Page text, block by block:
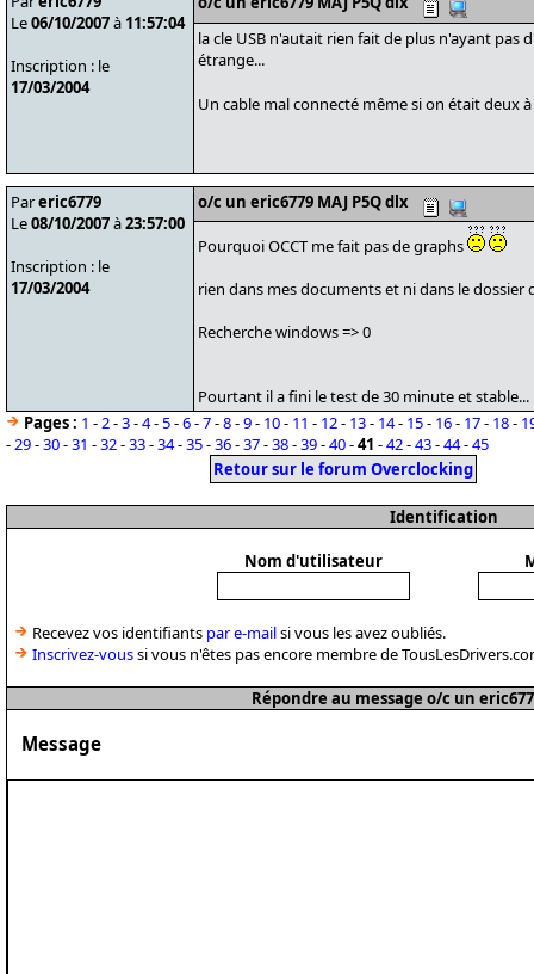
Le06/10/2007à 11:57:04
Inscription : le
17/03/2004
la cle USB n'autait rien fait de plus n'ayant pas
étrange...
Un cable mal connecté même si on était deux
Pareric6779
Le08/10/2007à23:57:00
Inscription : le
17/03/2004
o/c un eric6779 MAJ P5Q dlx
Pourquoi OCCT me fait pas de graphs
rien dans mes documents et ni dans le dossier
Recherche windows => 0
Pourtant il a fini le test de 30 minute et stable...
Pages : 1 -2-3-4-5-6-7-8-9- 10- 11 - 12- 13- 14- 15- 16- 17- 18-
-29-30-31 -32-33-34-35-36-37-38-39-40-41 -42-43-44-45
Retour sur le forum Overclocking
Identification
Nom d'utilisateur
Recevez vos identifiants par e-mailsi vous les avez oubliés.
Inscrivez-voussi vous n'êtes pas encore membre de
Répondre au message o/c un
Message